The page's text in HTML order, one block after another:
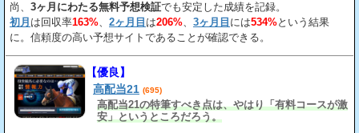
尚、 3ヶ月にわたる無料予想検証でも安定した成績を記録。
初月 は回収率163%、 2ヶ月目 は206%、 3ヶ月目 には534%という結果
に。信頼度の高い予想サイトであることが確認できる。
【優良】
高配当21 (695)
高配当21の特筆すべき点は、やはり「有料コースが激
安」というところだろう。